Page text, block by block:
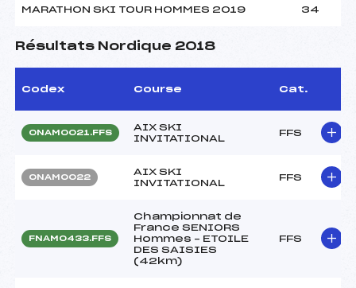
MARATHON SKI TOUR HOMMES 2019 34
Résultats Nordique 2018
Codex Course Cat.
ONAM0021.FFS
AIX SKI
INVITATIONAL
FFS
ONAM0022
AIX SKI
INVITATIONAL
FFS
FNAM0433.FFS
Championnat de
France SENIORS
Hommes – ETOILE
DES SAISIES
(42km)
FFS